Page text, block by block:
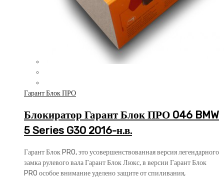
Гарант Блок ПРО
Блокиратор Гарант Блок ПРО 046 BMW
5 Series G30 2016-н.в.
Гарант Блок PRO, это усовершенствованная версия легендарного
замка рулевого вала Гарант Блок Люкс, в версии Гарант Блок
PRO особое внимание уделено защите от спиливания,